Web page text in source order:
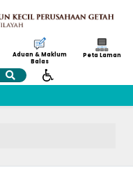
Aduan & Maklum
Balas
Peta Laman